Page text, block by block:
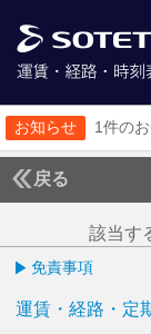
お知らせ 1件の
戻る
該当す
免責事項
運賃・経路・定